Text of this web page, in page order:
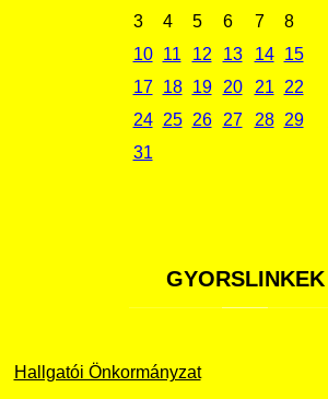
3
4 5 6 7 8
10
11 12 13 14 15
17
18 19 20 21 22
24
25 26 27 28 29
31
GYORSLINKEK
Hallgatói Önkormányzat